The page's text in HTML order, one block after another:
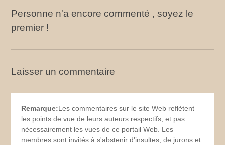
Personne n'a encore commenté , soyez le
premier !
Laisser un commentaire
Remarque:Les commentaires sur le site Web reflètent
les points de vue de leurs auteurs respectifs, et pas
nécessairement les vues de ce portail Web. Les
membres sont invités à s'abstenir d'insultes, de jurons et